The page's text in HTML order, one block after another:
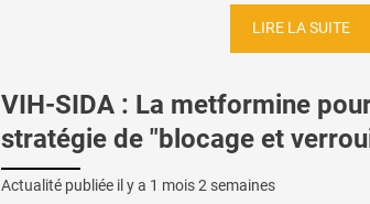
LIRE LA SUITE
VIH-SIDA : La metformine
stratégie de "blocage et
Actualité publiée il y a 1 mois 2 semaines